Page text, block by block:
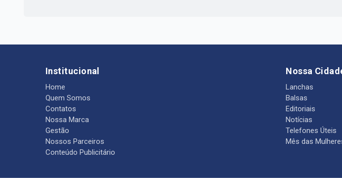
Institucional
Home
Quem Somos
Contatos
Nossa Marca
Gestão
Nossos Parceiros
Conteúdo Publicitário
Nossa
Lanchas
Balsas
Editoriais
Notícias
Telefones Úteis
Mês das